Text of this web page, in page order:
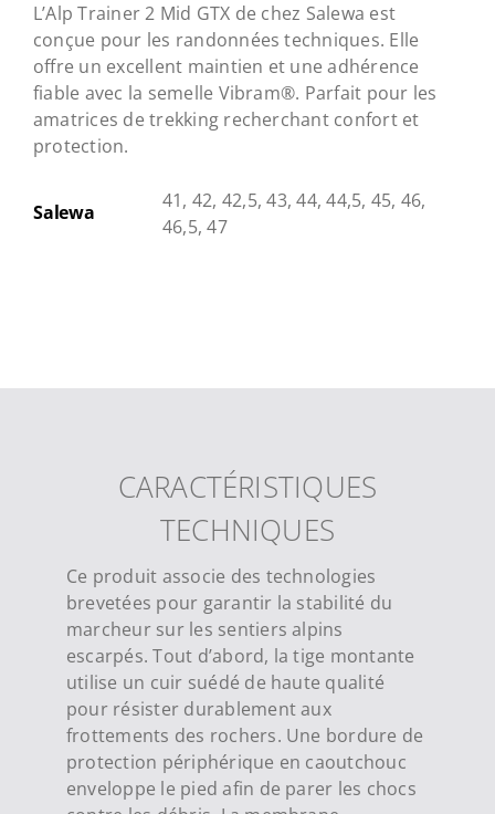
L’Alp Trainer 2 Mid GTX de chez Salewa est
conçue pour les randonnées techniques. Elle
offre un excellent maintien et une adhérence
fiable avec la semelle Vibram®. Parfait pour les
amatrices de trekking recherchant confort et
protection.
Salewa
41, 42, 42,5, 43, 44, 44,5, 45, 46,
46,5, 47
CARACTÉRISTIQUES
TECHNIQUES
Ce produit associe des technologies
brevetées pour garantir la stabilité du
marcheur sur les sentiers alpins
escarpés. Tout d’abord, la tige montante
utilise un cuir suédé de haute qualité
pour résister durablement aux
frottements des rochers. Une bordure de
protection périphérique en caoutchouc
enveloppe le pied afin de parer les chocs